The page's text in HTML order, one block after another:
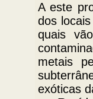
A este
dos
quais
metais
exóticas